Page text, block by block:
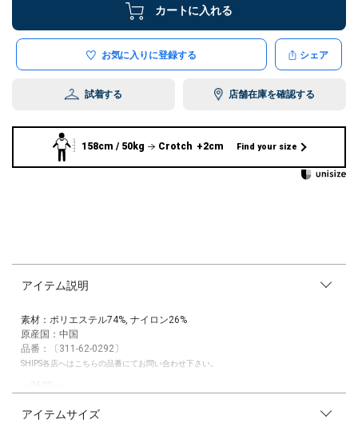
カートに入れる
お気に入りに登録する シェア
試着する 店舗在庫を確認する
158cm / 50kg Crotch +2cm Find your size
アイテム説明
素材：ポリエステル74%, ナイロン26%
原産国：中国
品番：〔311-62-0292〕
SHIPS各店へはこちらの品番にてお問い合わせ下さい。
さりげない抜け感と上品さのバランスが絶妙なピンタックブラウス
アイテムサイズ